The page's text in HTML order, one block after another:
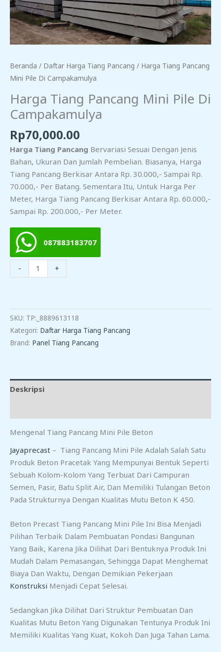
Beranda / Daftar Harga Tiang Pancang / Harga Tiang Pancang
Mini Pile Di Campakamulya
Harga Tiang Pancang Mini Pile Di
Campakamulya
Rp70,000.00
Harga Tiang Pancang Bervariasi Sesuai Dengan Jenis
Bahan, Ukuran Dan Jumlah Pembelian. Biasanya, Harga
Tiang Pancang Berkisar Antara Rp. 30.000,- Sampai Rp.
70.000,- Per Batang. Sementara Itu, Untuk Harga Per
Meter, Harga Tiang Pancang Berkisar Antara Rp. 60.000,-
Sampai Rp. 200.000,- Per Meter.
087883183707
-
Kuantitas
Harga
Mini
Pile
Di
+
SKU: TP:_8889613118
Kategori: Daftar Harga Tiang Pancang
Brand: Panel Tiang Pancang
Deskripsi
Mengenal Tiang Pancang Mini Pile Beton
Jayaprecast – Tiang Pancang Mini Pile Adalah Salah Satu
Produk Beton Pracetak Yang Mempunyai Bentuk Seperti
Sebuah Kolom-Kolom Yang Terbuat Dari Campuran
Semen, Pasir, Batu Split Air, Dan Memiliki Tulangan Beton
Pada Strukturnya Dengan Kualitas Mutu Beton K 450.
Beton Precast Tiang Pancang Mini Pile Ini Bisa Menjadi
Pilihan Terbaik Dalam Pembuatan Pondasi Bangunan
Yang Baik, Karena Jika Dilihat Dari Bentuknya Produk Ini
Mudah Dalam Pemasangan, Sehingga Dapat Menghemat
Biaya Dan Waktu, Dengan Demikian Pekerjaan
Konstruksi Menjadi Cepat Selesai.
Sedangkan Jika Dilihat Dari Struktur Pembuatan Dan
Kualitas Mutu Beton Yang Digunakan Tentunya Produk Ini
Memiliki Kualitas Yang Kuat, Kokoh Dan Juga Tahan Lama.